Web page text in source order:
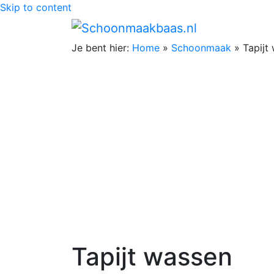
Skip to content
Je bent hier: Home » Schoonmaak » Tapijt
Tapijt wassen